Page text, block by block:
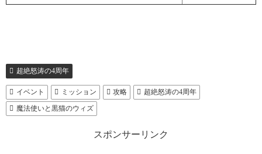
超絶怒涛の4周年
イベント ミッション 攻略
超絶怒涛の4周年
魔法使いと黒猫のウィズ
スポンサーリンク